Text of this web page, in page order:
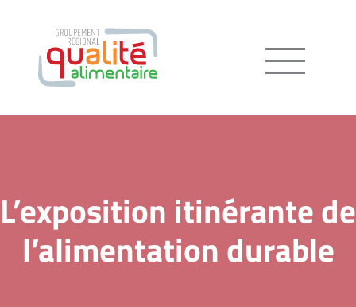
Menu
L’exposition itinérante de
l’alimentation durable